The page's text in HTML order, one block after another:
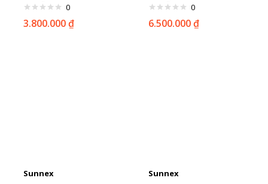
0
3.800.000₫
0
6.500.000₫
Sunnex Sunnex